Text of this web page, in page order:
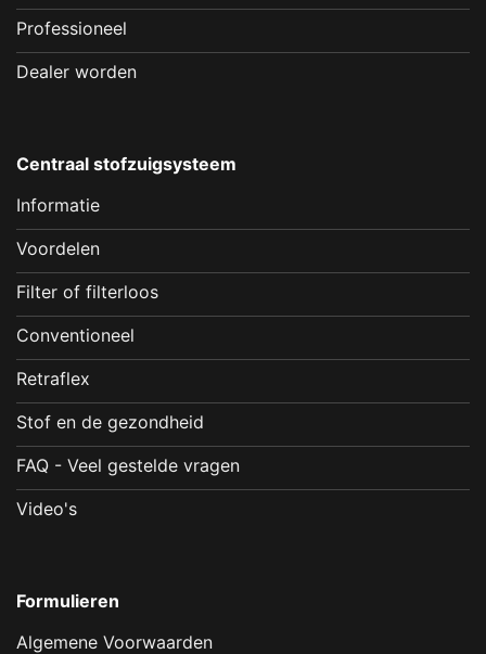
Professioneel
Dealer worden
Centraal stofzuigsysteem
Informatie
Voordelen
Filter of filterloos
Conventioneel
Retraflex
Stof en de gezondheid
FAQ - Veel gestelde vragen
Video's
Formulieren
Algemene Voorwaarden